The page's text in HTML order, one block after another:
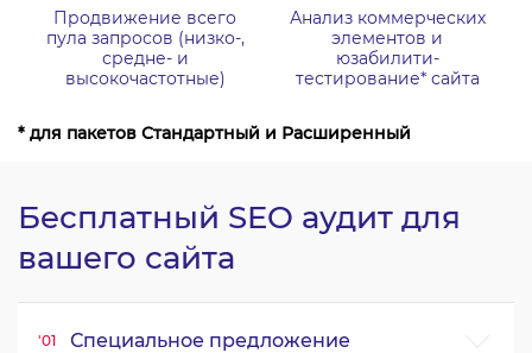
Продвижение всего
пула запросов (низко-,
средне- и
высокочастотные)
Анализ коммерческих
элементов и
юзабилити-
тестирование* сайта
* для пакетов Стандартный и Расширенный
Бесплатный SEO аудит для
вашего сайта
Специальное предложение